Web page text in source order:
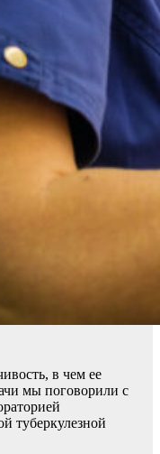
в чем ее
мы поговорили с
туберкулезной